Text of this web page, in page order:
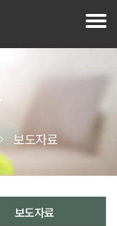
보도자료
보도자료